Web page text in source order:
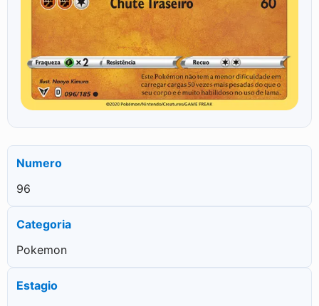
Numero
96
Categoria
Pokemon
Estagio